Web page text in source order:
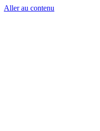
Aller au contenu